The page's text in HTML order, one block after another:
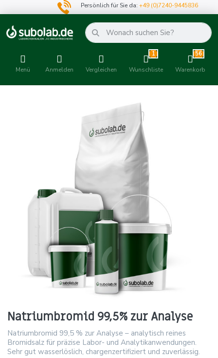
Persönlich für Sie da:+49 (0)7240-9445836
Menü Anmelden Vergleichen
1
Wunschliste
56
Warenkorb
Natriumbromid 99,5% zur Analyse
Natriumbromid 99,5 % zur Analyse – analytisch reines
Bromidsalz für präzise Labor- und Analytikanwendungen.
Sehr gut wasserlöslich, chargenzertifiziert und zuverlässig.